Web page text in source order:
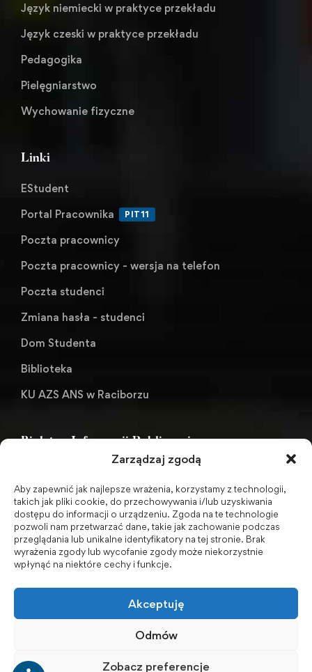
Zarządzaj zgodą
Aby zapewnić jak najlepsze wrażenia, korzystamy z technologii,
takich jak pliki cookie, do przechowywania i/lub uzyskiwania
dostępu do informacji o urządzeniu. Zgoda na te technologie
pozwoli nam przetwarzać dane, takie jak zachowanie podczas
przeglądania lub unikalne identyfikatory na tej stronie. Brak
wyrażenia zgody lub wycofanie zgody może niekorzystnie
wpłynąć na niektóre cechy i funkcje.
Akceptuję
Odmów
Zobacz preferencje
Język niemiecki w praktyce przekładu
Język czeski w praktyce przekładu
Pedagogika
Pielęgniarstwo
Wychowanie fizyczne
Linki
EStudent
Portal Pracownika
PIT11
Poczta pracownicy
Poczta pracownicy - wersja na telefon
Poczta studenci
Zmiana hasła - studenci
Dom Studenta
Biblioteka
KU AZS ANS w Raciborzu
Biuletyn Informacji Publicznej
BIP - Biuletyn Informacji Publicznej PWSZ -
archiwum
Social Media